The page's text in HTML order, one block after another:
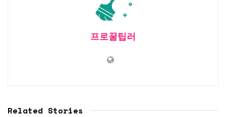
프로꿀팁러
Related Stories